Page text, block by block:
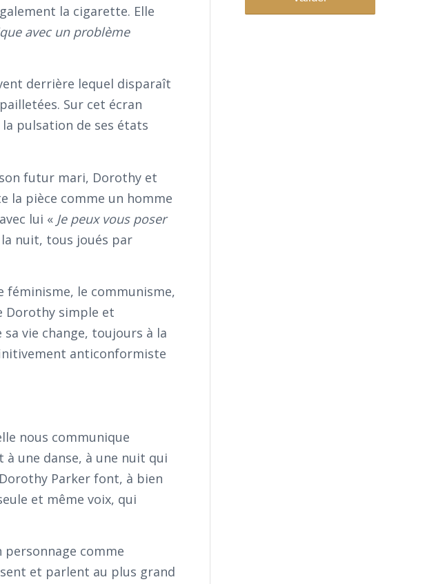
la cigarette. Elle
avec un problème
derrière lequel disparaît
Sur cet écran
pulsation de ses états
futur mari, Dorothy et
la pièce comme un homme
lui « Je peux vous poser
nuit, tous joués par
féminisme, le communisme,
Dorothy simple et
vie change, toujours à la
anticonformiste
nous communique
à une danse, à une nuit qui
Parker font, à bien
et même voix, qui
personnage comme
et parlent au plus grand